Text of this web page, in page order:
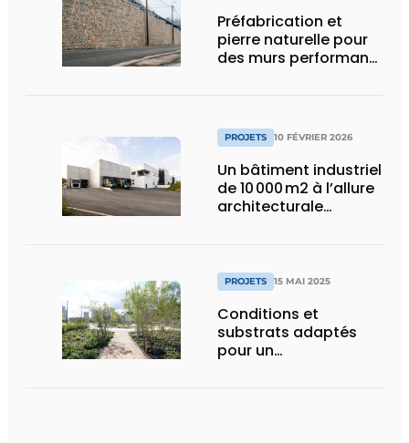
Préfabrication et
pierre naturelle pour
des murs performants
PROJETS 10 FÉVRIER 2026
Un bâtiment industriel
de 10 000 m2 à l’allure
architecturale
PROJETS 15 MAI 2025
Conditions et
substrats adaptés
pour un